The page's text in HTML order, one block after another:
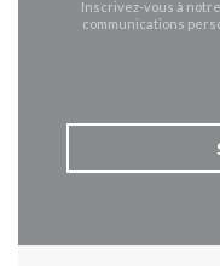
Inscrivez-vous à
communications